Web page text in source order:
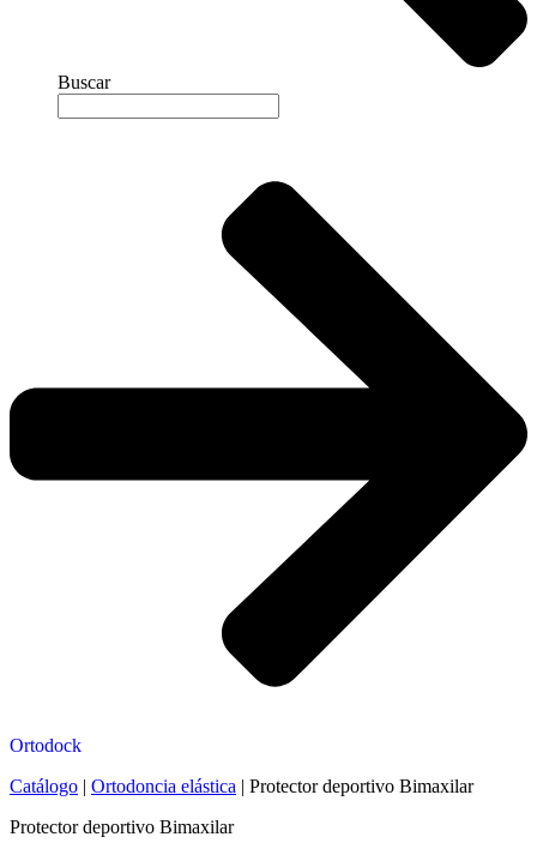
Buscar
Ortodock
Catálogo | Ortodoncia elástica | Protector deportivo Bimaxilar
Protector deportivo Bimaxilar